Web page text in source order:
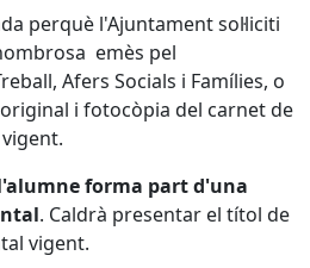
perquè l'Ajuntament sol·liciti
emès pel
Afers Socials i Famílies, o
i fotocòpia del carnet de
forma part d'una
. Caldrà presentar el títol de
vigent.